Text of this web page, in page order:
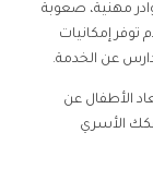
مهنية، صعوبة
إمكانيات
عن الخدمة.
الأطفال عن
الأسري